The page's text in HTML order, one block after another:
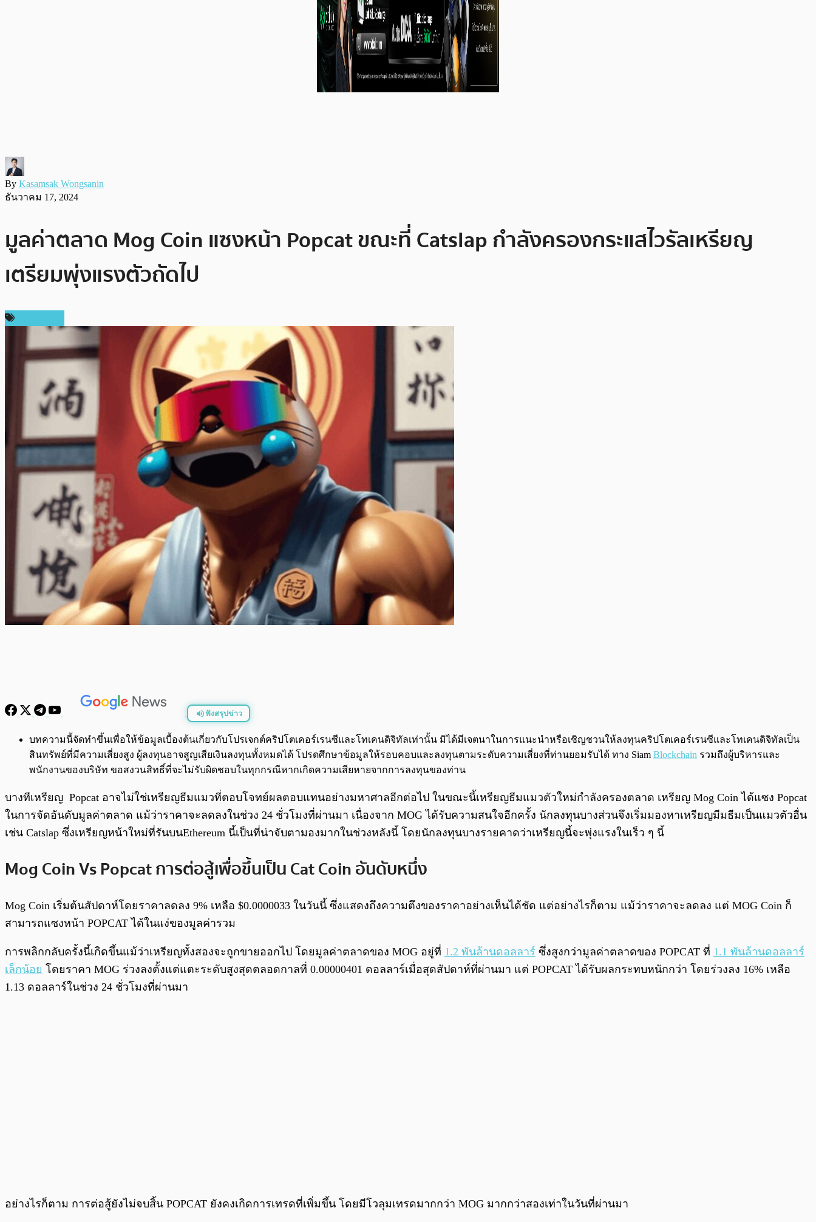
By Kasamsak Wongsanin
ธันวาคม 17, 2024
มูลค่าตลาด Mog Coin แซงหน้า Popcat ขณะที่ Catslap กำลังครองกระแสไวรัลเหรียญ
เตรียมพุ่งแรงตัวถัดไป
ฟังสรุปข่าว
พร้อมเล่น 0:00/0:00
บทความนี้จัดทำขึ้นเพื่อให้ข้อมูลเบื้องต้นเกี่ยวกับโปรเจกต์คริปโตเคอร์เรนซีและโทเคนดิจิทัลเท่านั้น มิได้มีเจตนาในการแนะนำหรือเชิญชวนให้ลงทุนคริปโตเคอร์เรนซีและโทเคนดิจิทัลเป็น
สินทรัพย์ที่มีความเสี่ยงสูง ผู้ลงทุนอาจสูญเสียเงินลงทุนทั้งหมดได้ โปรดศึกษาข้อมูลให้รอบคอบและลงทุนตามระดับความเสี่ยงที่ท่านยอมรับได้ ทาง Siam Blockchain รวมถึงผู้บริหารและ
พนักงานของบริษัท ขอสงวนสิทธิ์ที่จะไม่รับผิดชอบในทุกกรณีหากเกิดความเสียหายจากการลงทุนของท่าน
บางทีเหรียญ Popcat อาจไม่ใช่เหรียญธีมแมวที่ตอบโจทย์ผลตอบแทนอย่างมหาศาลอีกต่อไป ในขณะนี้เหรียญธีมแมวตัวใหม่กำลังครองตลาด เหรียญ Mog Coin ได้แซง Popcat
ในการจัดอันดับมูลค่าตลาด แม้ว่าราคาจะลดลงในช่วง 24 ชั่วโมงที่ผ่านมา เนื่องจาก MOG ได้รับความสนใจอีกครั้ง นักลงทุนบางส่วนจึงเริ่มมองหาเหรียญมีมธีมเป็นแมวตัวอื่น
เช่น Catslap ซึ่งเหรียญหน้าใหม่ที่รันบนEthereum นี้เป็นที่น่าจับตามองมากในช่วงหลังนี้ โดยนักลงทุนบางรายคาดว่าเหรียญนี้จะพุ่งแรงในเร็ว ๆ นี้
Mog Coin Vs Popcat การต่อสู้เพื่อขึ้นเป็น Cat Coin อันดับหนึ่ง
Mog Coin เริ่มต้นสัปดาห์โดยราคาลดลง 9% เหลือ $0.0000033 ในวันนี้ ซึ่งแสดงถึงความตึงของราคาอย่างเห็นได้ชัด แต่อย่างไรก็ตาม แม้ว่าราคาจะลดลง แต่ MOG Coin ก็
สามารถแซงหน้า POPCAT ได้ในแง่ของมูลค่ารวม
การพลิกกลับครั้งนี้เกิดขึ้นแม้ว่าเหรียญทั้งสองจะถูกขายออกไป โดยมูลค่าตลาดของ MOG อยู่ที่ 1.2 พันล้านดอลลาร์ ซึ่งสูงกว่ามูลค่าตลาดของ POPCAT ที่ 1.1 พันล้านดอลลาร์
เล็กน้อย โดยราคา MOG ร่วงลงตั้งแต่แตะระดับสูงสุดตลอดกาลที่ 0.00000401 ดอลลาร์เมื่อสุดสัปดาห์ที่ผ่านมา แต่ POPCAT ได้รับผลกระทบหนักกว่า โดยร่วงลง 16% เหลือ
1.13 ดอลลาร์ในช่วง 24 ชั่วโมงที่ผ่านมา
อย่างไรก็ตาม การต่อสู้ยังไม่จบสิ้น POPCAT ยังคงเกิดการเทรดที่เพิ่มขึ้น โดยมีโวลุมเทรดมากกว่า MOG มากกว่าสองเท่าในวันที่ผ่านมา